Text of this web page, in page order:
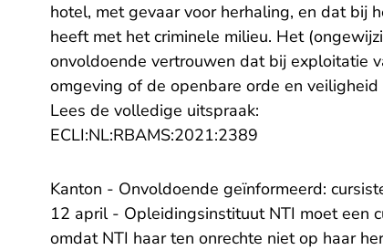
hotel, met gevaar voor herhaling, en dat bij
heeft met het criminele milieu. Het
onvoldoende vertrouwen dat bij exploitatie
omgeving of de openbare orde en
Lees de volledige uitspraak:
ECLI:NL:RBAMS:2021:2389
​Kanton - Onvoldoende geïnformeerd:
12 april - Opleidingsinstituut NTI moet een
omdat NTI haar ten onrechte niet op haar